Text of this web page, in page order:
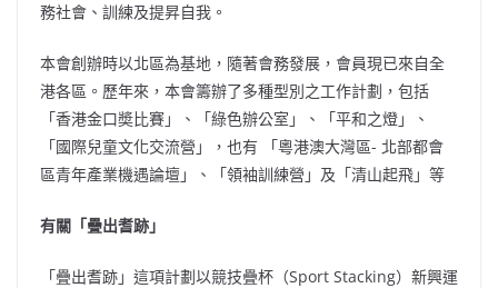
務社會、訓練及提昇自我。
本會創辦時以北區為基地，隨著會務發展，會員現已來自全
港各區。歷年來，本會籌辦了多種型別之工作計劃，包括
「香港金口奬比賽」、「綠色辦公室」、「平和之燈」、
「國際兒童文化交流營」，也有 「粵港澳大灣區- 北部都會
區青年產業機遇論壇」、「領袖訓練營」及「清山起飛」等
有關「疊出耆跡」
「疊出耆跡」這項計劃以競技疊杯（Sport Stacking）新興運